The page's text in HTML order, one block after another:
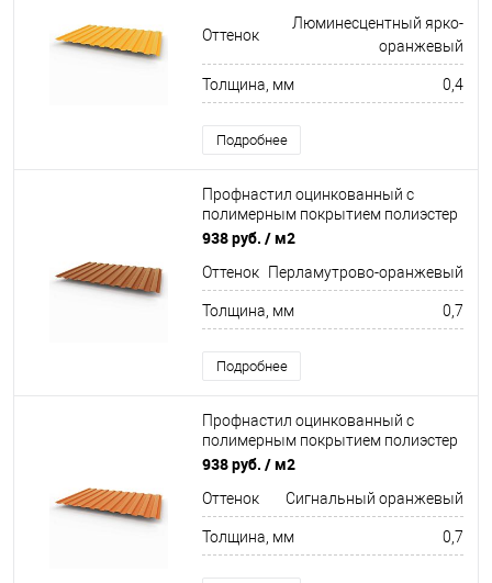
Оттенок
Люминесцентный ярко-
оранжевый
Толщина, мм 0,4
Подробнее
Профнастил оцинкованный с
полимерным покрытием полиэстер
С8 buildstor 0,7х1180мм RAL 2013
938 руб. / м2
Оттенок Перламутрово-оранжевый
Толщина, мм 0,7
Подробнее
Профнастил оцинкованный с
полимерным покрытием полиэстер
С8 buildstor 0,7х1180мм RAL 2010
938 руб. / м2
Оттенок Сигнальный оранжевый
Толщина, мм 0,7